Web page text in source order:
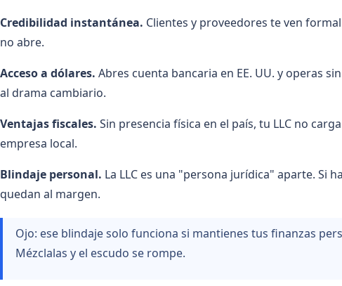
Credibilidad instantánea. Clientes y proveedores te ven
no abre.
Acceso a dólares. Abres cuenta bancaria en EE. UU. y operas
al drama cambiario.
Ventajas fiscales. Sin presencia física en el país, tu LLC no
empresa local.
Blindaje personal. La LLC es una "persona jurídica" aparte. Si
quedan al margen.
Ojo: ese blindaje solo funciona si mantienes tus finanzas
Mézclalas y el escudo se rompe.